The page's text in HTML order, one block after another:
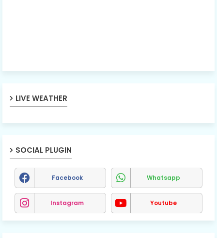
LIVE WEATHER
SOCIAL PLUGIN
Facebook Whatsapp
Instagram Youtube